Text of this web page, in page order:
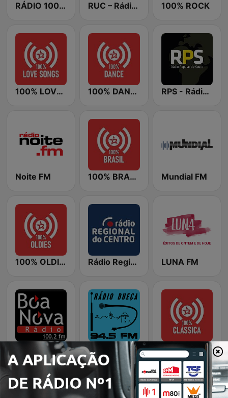
RÁDIO 100% LATINA RUC – Rádio Universidade de Coimbra 100% ROCK
100% LOVE SONGS 100% DANCE RPS - Rádio Popular de Soure
Noite FM 100% BRASIL Mundial FM
100% OLDIES Rádio Regional do Centro LUNA FM
Radio Boa Nova Rádio Dueça 100% CLÁSSICA